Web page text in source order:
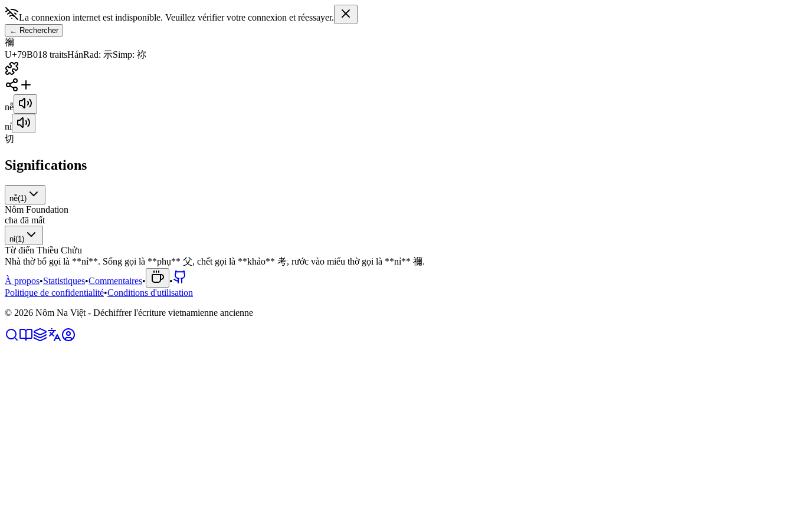
La connexion internet est indisponible. Veuillez vérifier votre connexion et réessayer.
← Rechercher
禰
U+79B018 traitsHánRad: 示Simp: 祢
nễ
nỉ
切
Significations
nễ(1 )
Nôm Foundation
cha đã mất
nỉ(1 )
Từ điển Thiều Chửu
Nhà thờ bố gọi là **nỉ**. Sống gọi là **phụ** 父, chết gọi là **khảo** 考, rước vào miếu thờ gọi là **nỉ** 禰.
À propos•Statistiques•Commentaires•
•
Politique de confidentialité•Conditions d'utilisation
© 2026 Nôm Na Việt - Déchiffrer l'écriture vietnamienne ancienne